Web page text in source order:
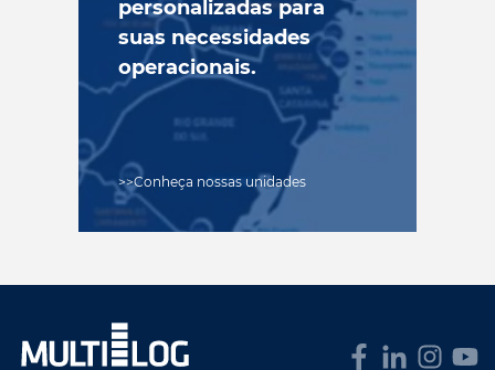
personalizadas para
suas necessidades
operacionais.
Conheça nossas unidades